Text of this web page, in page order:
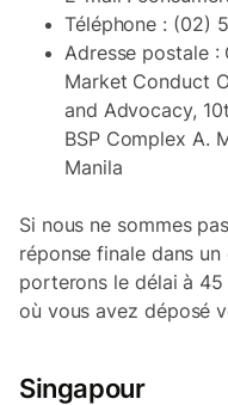
Téléphone : (02)
Adresse postale :
Market Conduct
and Advocacy,
BSP Complex A.
Manila
Si nous ne sommes
réponse finale dans
porterons le délai à
où vous avez déposé
Singapour